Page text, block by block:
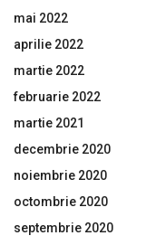
mai 2022
aprilie 2022
martie 2022
februarie 2022
martie 2021
decembrie 2020
noiembrie 2020
octombrie 2020
septembrie 2020